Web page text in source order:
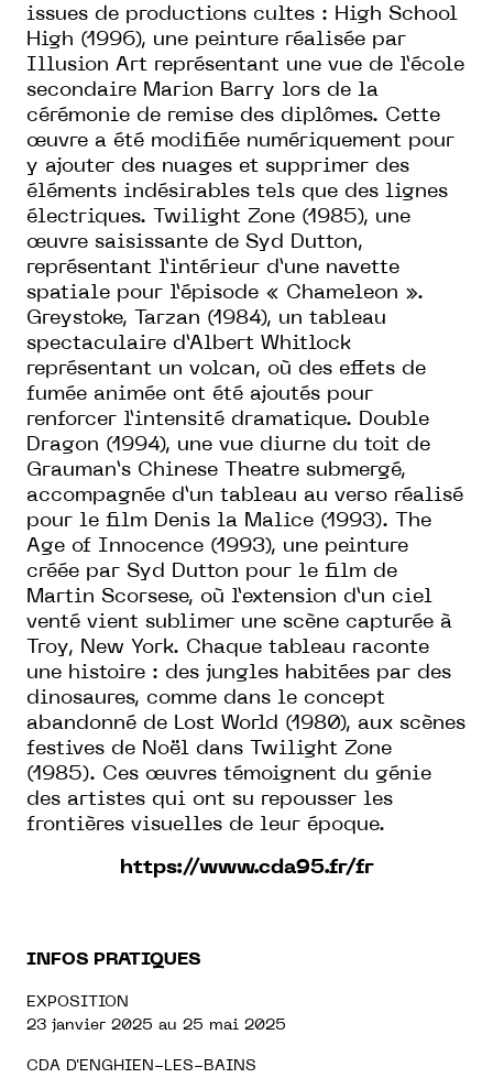
issues de productions cultes : High School
High (1996), une peinture réalisée par
Illusion Art représentant une vue de l’école
secondaire Marion Barry lors de la
cérémonie de remise des diplômes. Cette
œuvre a été modifiée numériquement pour
y ajouter des nuages et supprimer des
éléments indésirables tels que des lignes
électriques. Twilight Zone (1985), une
œuvre saisissante de Syd Dutton,
représentant l’intérieur d’une navette
spatiale pour l’épisode « Chameleon ».
Greystoke, Tarzan (1984), un tableau
spectaculaire d’Albert Whitlock
représentant un volcan, où des effets de
fumée animée ont été ajoutés pour
renforcer l’intensité dramatique. Double
Dragon (1994), une vue diurne du toit de
Grauman’s Chinese Theatre submergé,
accompagnée d’un tableau au verso réalisé
pour le film Denis la Malice (1993). The
Age of Innocence (1993), une peinture
créée par Syd Dutton pour le film de
Martin Scorsese, où l’extension d’un ciel
venté vient sublimer une scène capturée à
Troy, New York. Chaque tableau raconte
une histoire : des jungles habitées par des
dinosaures, comme dans le concept
abandonné de Lost World (1980), aux scènes
festives de Noël dans Twilight Zone
(1985). Ces œuvres témoignent du génie
des artistes qui ont su repousser les
frontières visuelles de leur époque.
https://www.cda95.fr/fr
INFOS PRATIQUES
EXPOSITION
23 janvier 2025 au 25 mai 2025
CDA D'ENGHIEN-LES-BAINS